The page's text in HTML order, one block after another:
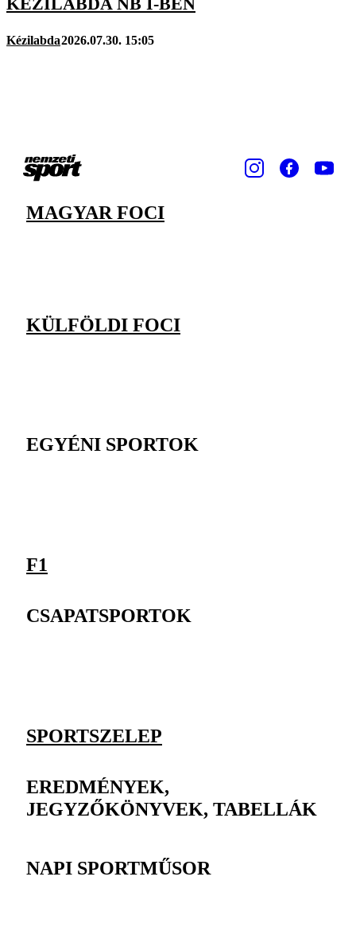
Kézilabda2026.07.30. 15:05
MAGYAR FOCI
KÜLFÖLDI FOCI
EGYÉNI SPORTOK
F1
CSAPATSPORTOK
SPORTSZELEP
EREDMÉNYEK,
JEGYZŐKÖNYVEK, TABELLÁK
NAPI SPORTMŰSOR